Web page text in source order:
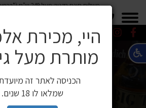
משלוח חינם בקניה מעל 249 ש"ח (*בכפוף
⚠️ הודעה חשובה ללקוחותינו
לאחרונה זיהינו כי גורם חיצוני
היי, מכירת
מותרת מעל גיל
הכניסה לאתר זה
שמלאו לו 18 שנים.